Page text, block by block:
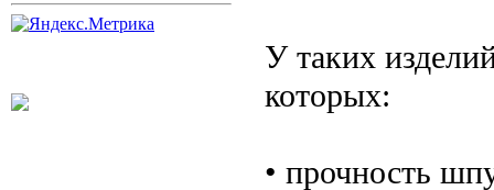
У таких
которых:
• прочность